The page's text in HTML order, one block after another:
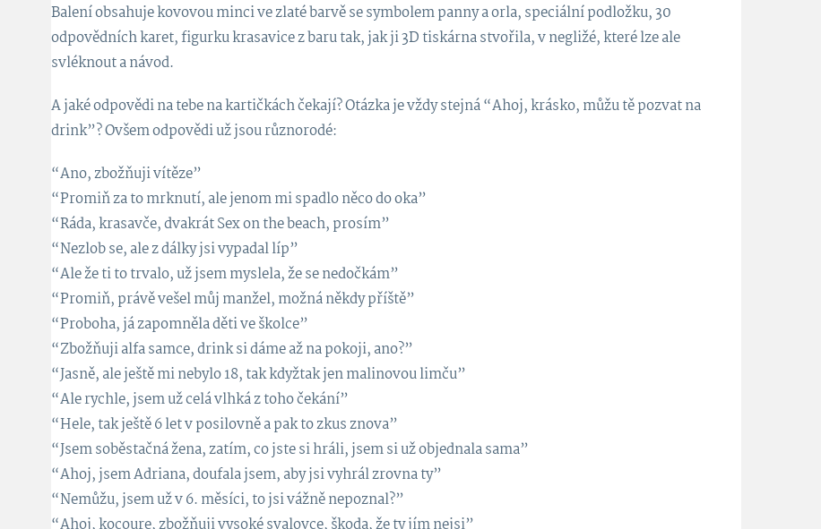
Balení obsahuje kovovou minci ve zlaté barvě se symbolem panny a orla, speciální podložku, 30
odpovědních karet, figurku krasavice z baru tak, jak ji 3D tiskárna stvořila, v negližé, které lze ale
svléknout a návod.
A jaké odpovědi na tebe na kartičkách čekají? Otázka je vždy stejná “Ahoj, krásko, můžu tě pozvat na
drink”? Ovšem odpovědi už jsou různorodé:
“Ano, zbožňuji vítěze”
“Promiň za to mrknutí, ale jenom mi spadlo něco do oka”
“Ráda, krasavče, dvakrát Sex on the beach, prosím”
“Nezlob se, ale z dálky jsi vypadal líp”
“Ale že ti to trvalo, už jsem myslela, že se nedočkám”
“Promiň, právě vešel můj manžel, možná někdy příště”
“Proboha, já zapomněla děti ve školce”
“Zbožňuji alfa samce, drink si dáme až na pokoji, ano?”
“Jasně, ale ještě mi nebylo 18, tak kdyžtak jen malinovou limču”
“Ale rychle, jsem už celá vlhká z toho čekání”
“Hele, tak ještě 6 let v posilovně a pak to zkus znova”
“Jsem soběstačná žena, zatím, co jste si hráli, jsem si už objednala sama”
“Ahoj, jsem Adriana, doufala jsem, aby jsi vyhrál zrovna ty”
“Nemůžu, jsem už v 6. měsíci, to jsi vážně nepoznal?”